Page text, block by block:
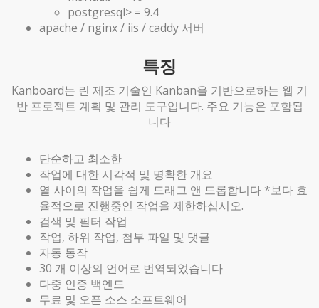
postgresql> = 9.4
apache / nginx / iis / caddy 서버
특징
Kanboard는 린 제조 기술인 Kanban을 기반으로하는 웹 기
반 프로젝트 계획 및 관리 도구입니다. 주요 기능은 포함됩
니다
단순하고 최소한
작업에 대한 시각적 및 명확한 개요
열 사이의 작업을 쉽게 드래그 앤 드롭합니다 *보다 효
율적으로 진행중인 작업을 제한하십시오.
검색 및 필터 작업
작업, 하위 작업, 첨부 파일 및 댓글
자동 동작
30 개 이상의 언어로 번역되었습니다
다중 인증 백엔드
무료 및 오픈 소스 소프트웨어